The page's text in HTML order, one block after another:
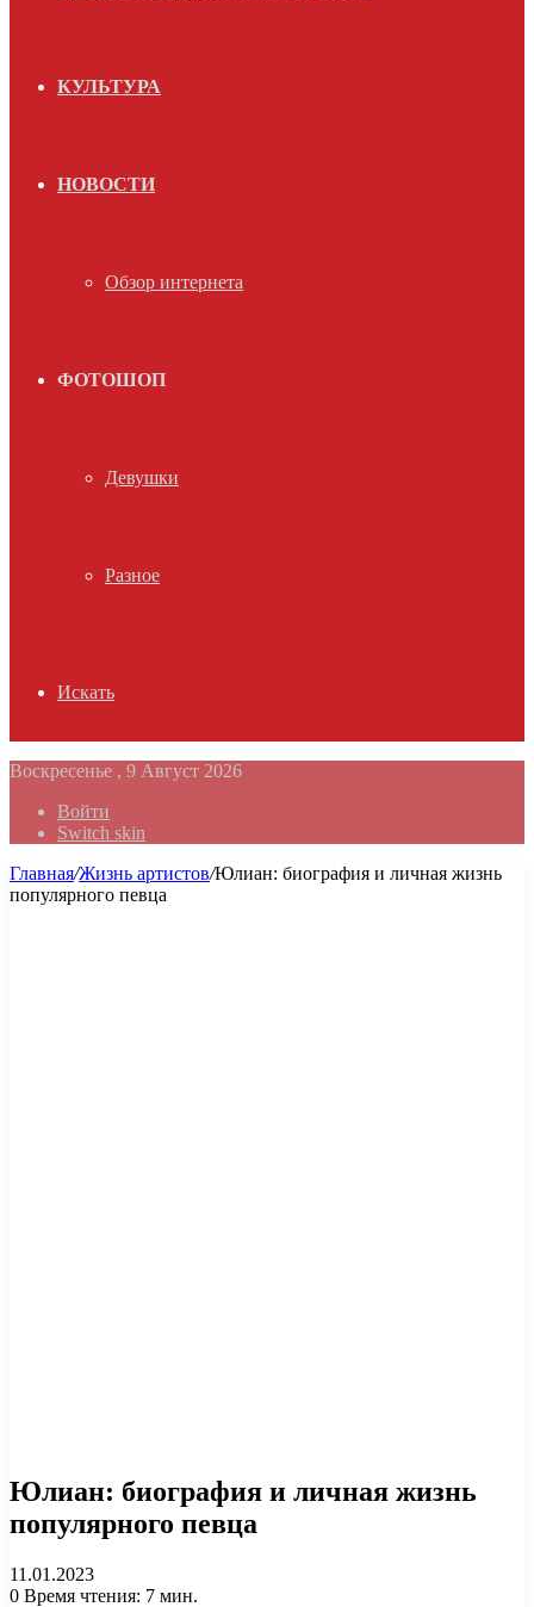
КУЛЬТУРА
НОВОСТИ
Обзор интернета
ФОТОШОП
Девушки
Разное
Искать
Воскресенье , 9 Август 2026
Войти
Switch skin
Главная/Жизнь артистов/Юлиан: биография и личная жизнь
популярного певца
Юлиан: биография и личная жизнь
популярного певца
11.01.2023
0 Время чтения: 7 мин.